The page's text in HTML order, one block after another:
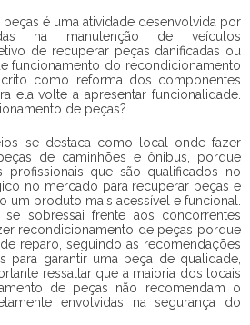
é uma atividade desenvolvida por
na manutenção de veículos
de recuperar peças danificadas ou
funcionamento do recondicionamento
como reforma dos componentes
ela volte a apresentar funcionalidade.
de peças?
se destaca como local onde fazer
de caminhões e ônibus, porque
profissionais que são qualificados no
no mercado para recuperar peças e
um produto mais acessível e funcional.
sobressai frente aos concorrentes
recondicionamento de peças porque
reparo, seguindo as recomendações
para garantir uma peça de qualidade,
ressaltar que a maioria dos locais
de peças não recomendam o
envolvidas na segurança do